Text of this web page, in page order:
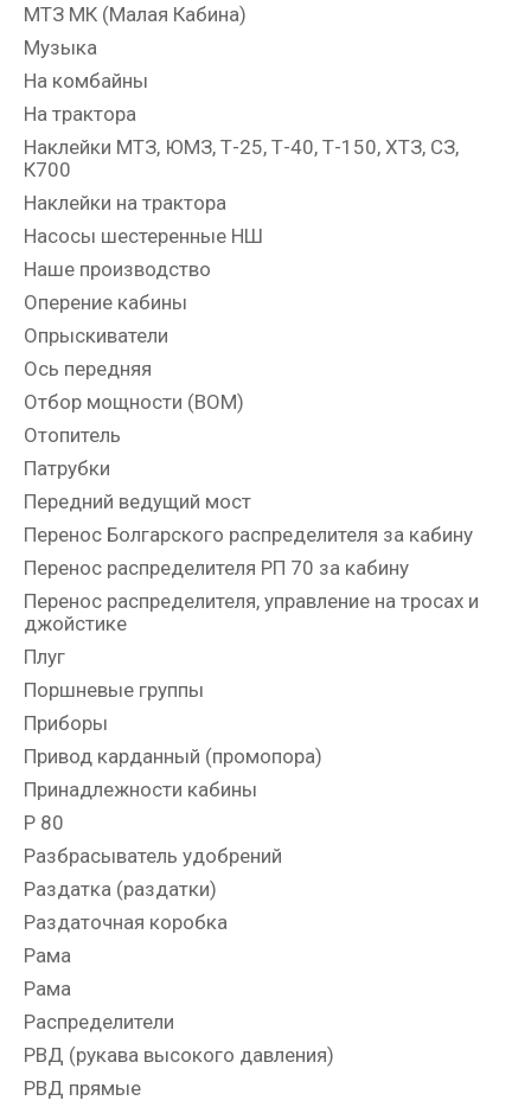
МТЗ МК (Малая Кабина)
Музыка
На комбайны
На трактора
Наклейки МТЗ, ЮМЗ, Т-25, Т-40, Т-150, ХТЗ, СЗ,
К700
Наклейки на трактора
Насосы шестеренные НШ
Наше производство
Оперение кабины
Опрыскиватели
Ось передняя
Отбор мощности (ВОМ)
Отопитель
Патрубки
Передний ведущий мост
Перенос Болгарского распределителя за кабину
Перенос распределителя РП 70 за кабину
Перенос распределителя, управление на тросах и
джойстике
Плуг
Поршневые группы
Приборы
Привод карданный (промопора)
Принадлежности кабины
Р 80
Разбрасыватель удобрений
Раздатка (раздатки)
Раздаточная коробка
Рама
Рама
Распределители
РВД (рукава высокого давления)
РВД прямые